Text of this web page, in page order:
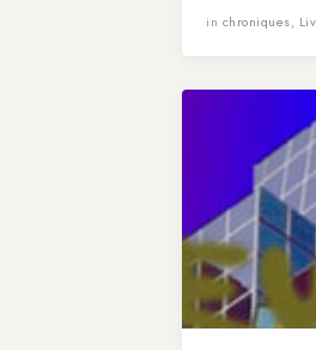
in chroniques,